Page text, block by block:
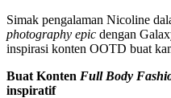
Simak pengalaman Nicoline
photography epic dengan
inspirasi konten OOTD buat
Buat Konten Full Body
inspiratif